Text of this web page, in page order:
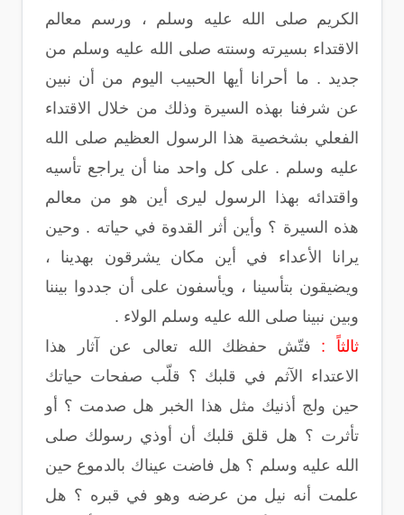
الكريم صلى الله عليه وسلم ، ورسم معالم
الاقتداء بسيرته وسنته صلى الله عليه وسلم من
جديد . ما أحرانا أيها الحبيب اليوم من أن نبين
عن شرفنا بهذه السيرة وذلك من خلال الاقتداء
الفعلي بشخصية هذا الرسول العظيم صلى الله
عليه وسلم . على كل واحد منا أن يراجع تأسيه
واقتدائه بهذا الرسول ليرى أين هو من معالم
هذه السيرة ؟ وأين أثر القدوة في حياته . وحين
يرانا الأعداء في أين مكان يشرقون بهدينا ،
ويضيقون بتأسينا ، ويأسفون على أن جددوا بيننا
وبين نبينا صلى الله عليه وسلم الولاء .
ثالثاً : فتّش حفظك الله تعالى عن آثار هذا
الاعتداء الآثم في قلبك ؟ قلّب صفحات حياتك
حين ولج أذنيك مثل هذا الخبر هل صدمت ؟ أو
تأثرت ؟ هل قلق قلبك أن أوذي رسولك صلى
الله عليه وسلم ؟ هل فاضت عيناك بالدموع حين
علمت أنه نيل من عرضه وهو في قبره ؟ هل